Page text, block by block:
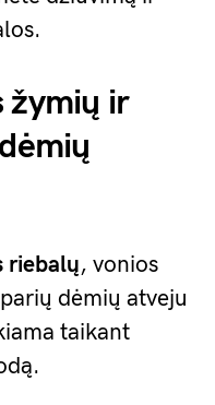
žymių ir
riebalų, vonios
dėmių atveju
taikant